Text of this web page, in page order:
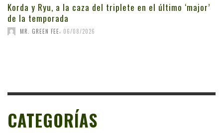
Korda y Ryu, a la caza del triplete en el último ‘major’
de la temporada
MR. GREEN FEE 06/08/2026
CATEGORÍAS